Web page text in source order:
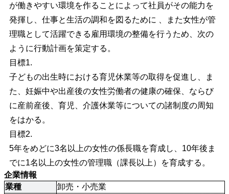
が働きやすい環境を作ることによって社員がその能力を
発揮し、仕事と生活の調和を図るために 、また女性が管
理職として活躍できる雇用環境の整備を行うため、次の
ように行動計画を策定する。
目標1.
子どもの出生時における育児休業等の取得を促進し、ま
た、妊娠中や出産後の女性労働者の健康の確保、ならび
に産前産後、育児、介護休業等についての諸制度の周知
をはかる。
目標2.
5年をめどに3名以上の女性の係長職を育成し、10年後ま
でに1名以上の女性の管理職（課長以上）を育成する。
企業情報
業種
卸売・小売業